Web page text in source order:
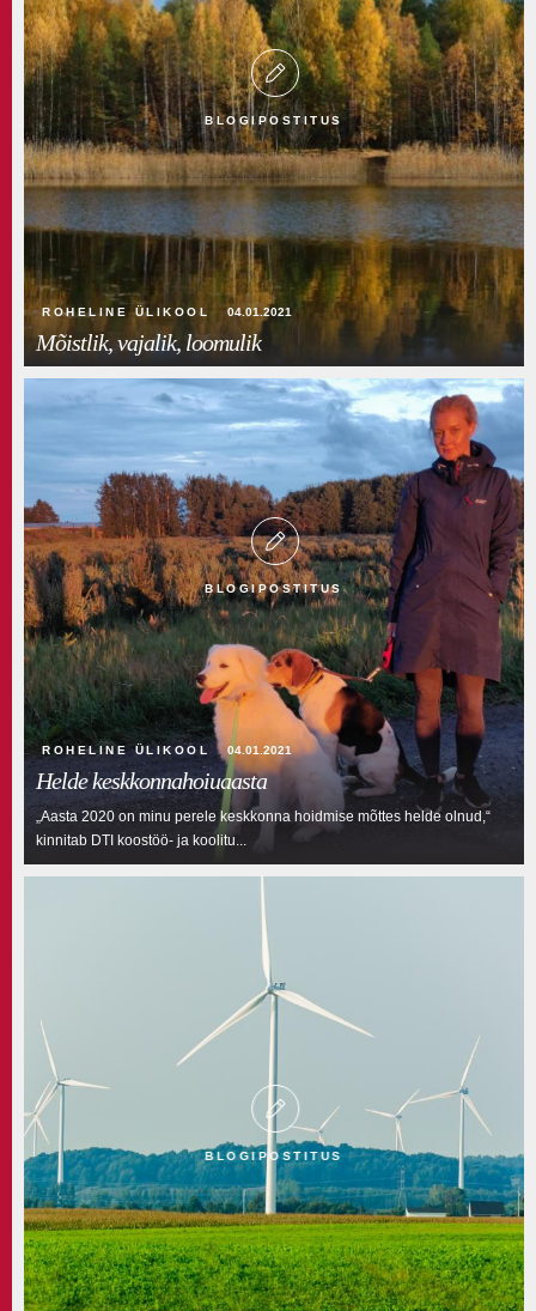
BLOGIPOSTITUS
ROHELINE ÜLIKOOL 04.01.2021
Mõistlik, vajalik, loomulik
BLOGIPOSTITUS
ROHELINE ÜLIKOOL 04.01.2021
Helde keskkonnahoiuaasta
„Aasta 2020 on minu perele keskkonna hoidmise mõttes helde olnud,“
kinnitab DTI koostöö- ja koolitu...
BLOGIPOSTITUS